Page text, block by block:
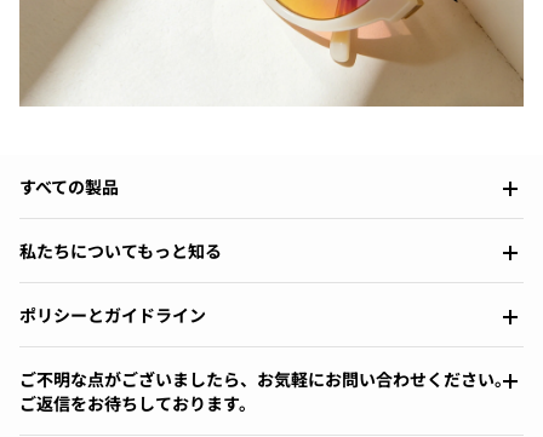
すべての製品
私たちについてもっと知る
ポリシーとガイドライン
ご不明な点がございましたら、お気軽にお問い合わせください。
ご返信をお待ちしております。